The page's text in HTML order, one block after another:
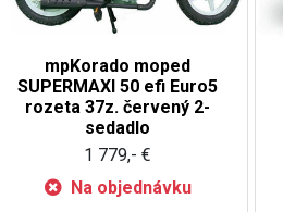
mpKorado moped
SUPERMAXI 50 efi Euro5
rozeta 37z. červený 2-
sedadlo
1 779,- €
Na objednávku